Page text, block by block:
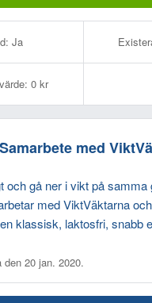
Ja
0 kr
Samarbete med
och gå ner i vikt på
med ViktVäktarna
klassisk, laktosfri, snabb
20 jan. 2020.